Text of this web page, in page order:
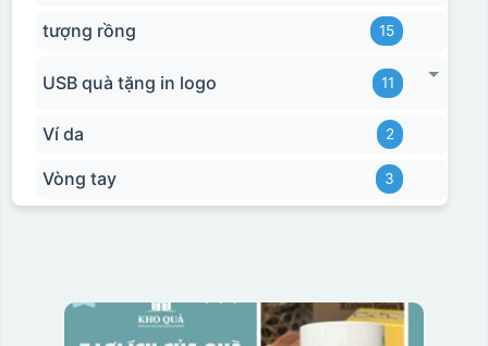
tượng rồng 15
USB quà tặng in logo 11
Ví da 2
Vòng tay 3